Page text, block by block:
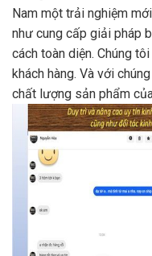
Nam một trải nghiệm
như cung cấp giải pháp
cách toàn diện. Chúng
khách hàng. Và với
chất lượng sản phẩm